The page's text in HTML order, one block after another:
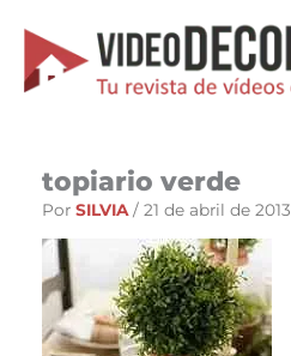
contenido
topiario verde
Por SILVIA/ 21 de abril de 2013